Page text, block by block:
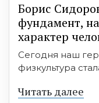
Борис
фундамент,
характер
Сегодня наш
физкультура
Читать далее